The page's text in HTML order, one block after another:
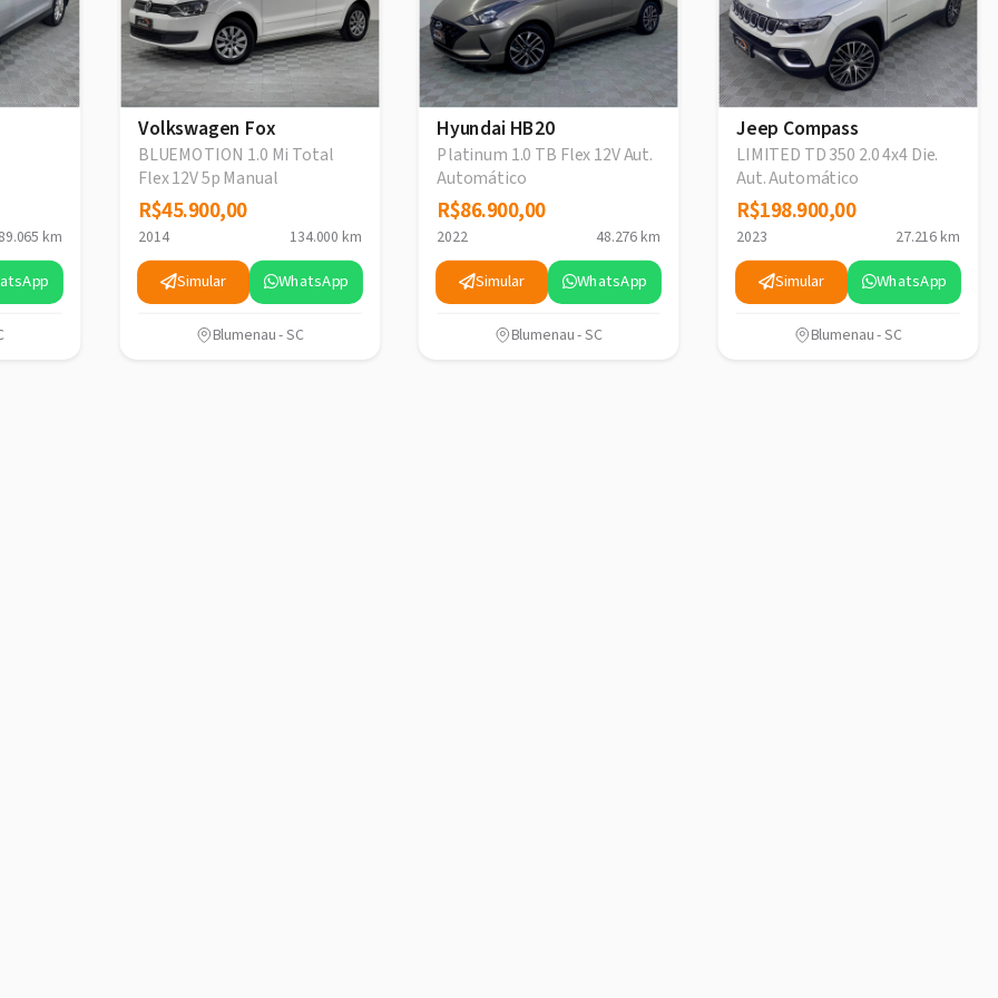
km
Volkswagen Fox
BLUEMOTION 1.0 Mi Total
Flex 12V 5p Manual
R$45.900,00
R$45.900,00
2014 134.000 km
Simular WhatsApp
Blumenau - SC
Hyundai HB20
Platinum 1.0 TB Flex 12V Aut.
Automático
R$86.900,00
R$86.900,00
2022 48.276 km
Simular WhatsApp
Blumenau - SC
Jeep Compass
LIMITED TD 350 2.0 4x4 Die.
Aut. Automático
R$198.900,00
R$198.900,00
2023 27.216 km
Simular WhatsApp
Blumenau - SC